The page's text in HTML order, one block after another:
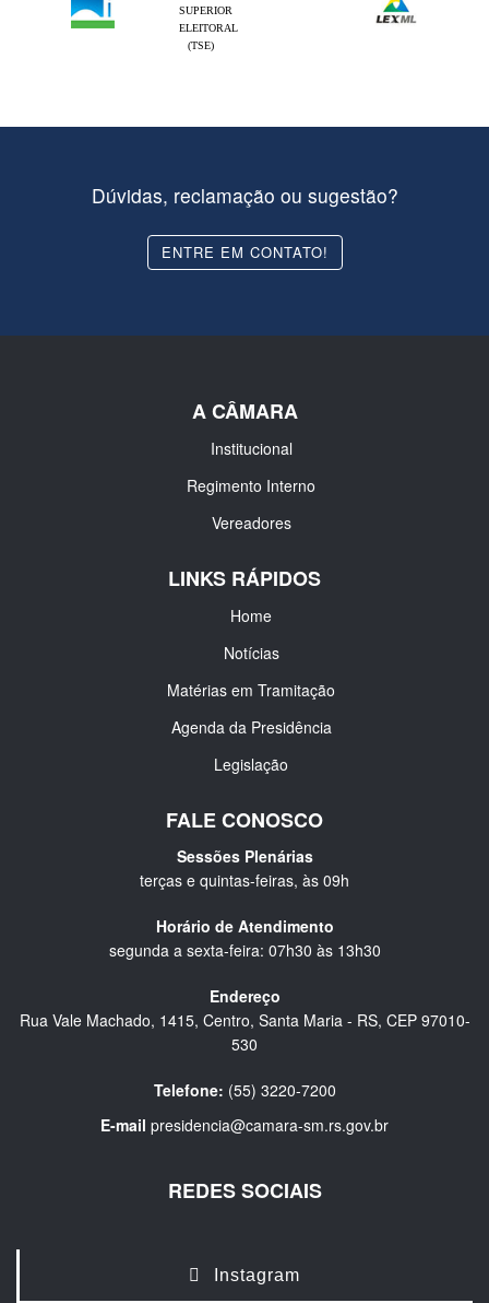
SUPERIOR
ELEITORAL
(TSE)
Dúvidas, reclamação ou sugestão?
ENTRE EM CONTATO!
A CÂMARA
Institucional
Regimento Interno
Vereadores
LINKS RÁPIDOS
Home
Notícias
Matérias em Tramitação
Agenda da Presidência
Legislação
FALE CONOSCO
Sessões Plenárias
terças e quintas-feiras, às 09h
Horário de Atendimento
segunda a sexta-feira: 07h30 às 13h30
Endereço
Rua Vale Machado, 1415, Centro, Santa Maria - RS, CEP 97010-
530
Telefone: (55) 3220-7200
E-mail presidencia@camara-sm.rs.gov.br
REDES SOCIAIS
Instagram